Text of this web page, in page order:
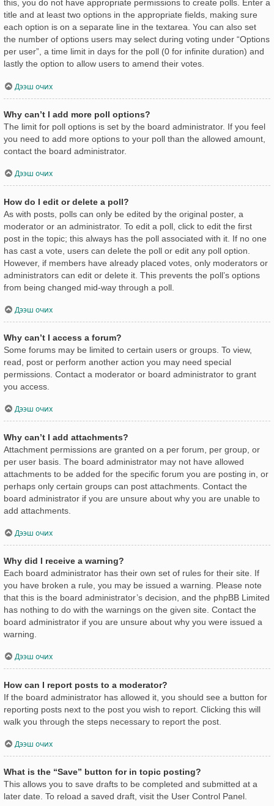
this, you do not have appropriate permissions to create polls. Enter a
title and at least two options in the appropriate fields, making sure
each option is on a separate line in the textarea. You can also set
the number of options users may select during voting under “Options
per user”, a time limit in days for the poll (0 for infinite duration) and
lastly the option to allow users to amend their votes.
Дээш очих
Why can’t I add more poll options?
The limit for poll options is set by the board administrator. If you feel
you need to add more options to your poll than the allowed amount,
contact the board administrator.
Дээш очих
How do I edit or delete a poll?
As with posts, polls can only be edited by the original poster, a
moderator or an administrator. To edit a poll, click to edit the first
post in the topic; this always has the poll associated with it. If no one
has cast a vote, users can delete the poll or edit any poll option.
However, if members have already placed votes, only moderators or
administrators can edit or delete it. This prevents the poll’s options
from being changed mid-way through a poll.
Дээш очих
Why can’t I access a forum?
Some forums may be limited to certain users or groups. To view,
read, post or perform another action you may need special
permissions. Contact a moderator or board administrator to grant
you access.
Дээш очих
Why can’t I add attachments?
Attachment permissions are granted on a per forum, per group, or
per user basis. The board administrator may not have allowed
attachments to be added for the specific forum you are posting in, or
perhaps only certain groups can post attachments. Contact the
board administrator if you are unsure about why you are unable to
add attachments.
Дээш очих
Why did I receive a warning?
Each board administrator has their own set of rules for their site. If
you have broken a rule, you may be issued a warning. Please note
that this is the board administrator’s decision, and the phpBB Limited
has nothing to do with the warnings on the given site. Contact the
board administrator if you are unsure about why you were issued a
warning.
Дээш очих
How can I report posts to a moderator?
If the board administrator has allowed it, you should see a button for
reporting posts next to the post you wish to report. Clicking this will
walk you through the steps necessary to report the post.
Дээш очих
What is the “Save” button for in topic posting?
This allows you to save drafts to be completed and submitted at a
later date. To reload a saved draft, visit the User Control Panel.